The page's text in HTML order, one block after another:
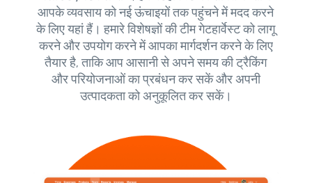
आपके व्यवसाय को नई ऊंचाइयों तक पहुंचने में मदद करने
के लिए यहां हैं। हमारे विशेषज्ञों की टीम गेटहार्वेस्ट को लागू
करने और उपयोग करने में आपका मार्गदर्शन करने के लिए
तैयार है, ताकि आप आसानी से अपने समय की ट्रैकिंग
और परियोजनाओं का प्रबंधन कर सकें और अपनी
उत्पादकता को अनुकूलित कर सकें।